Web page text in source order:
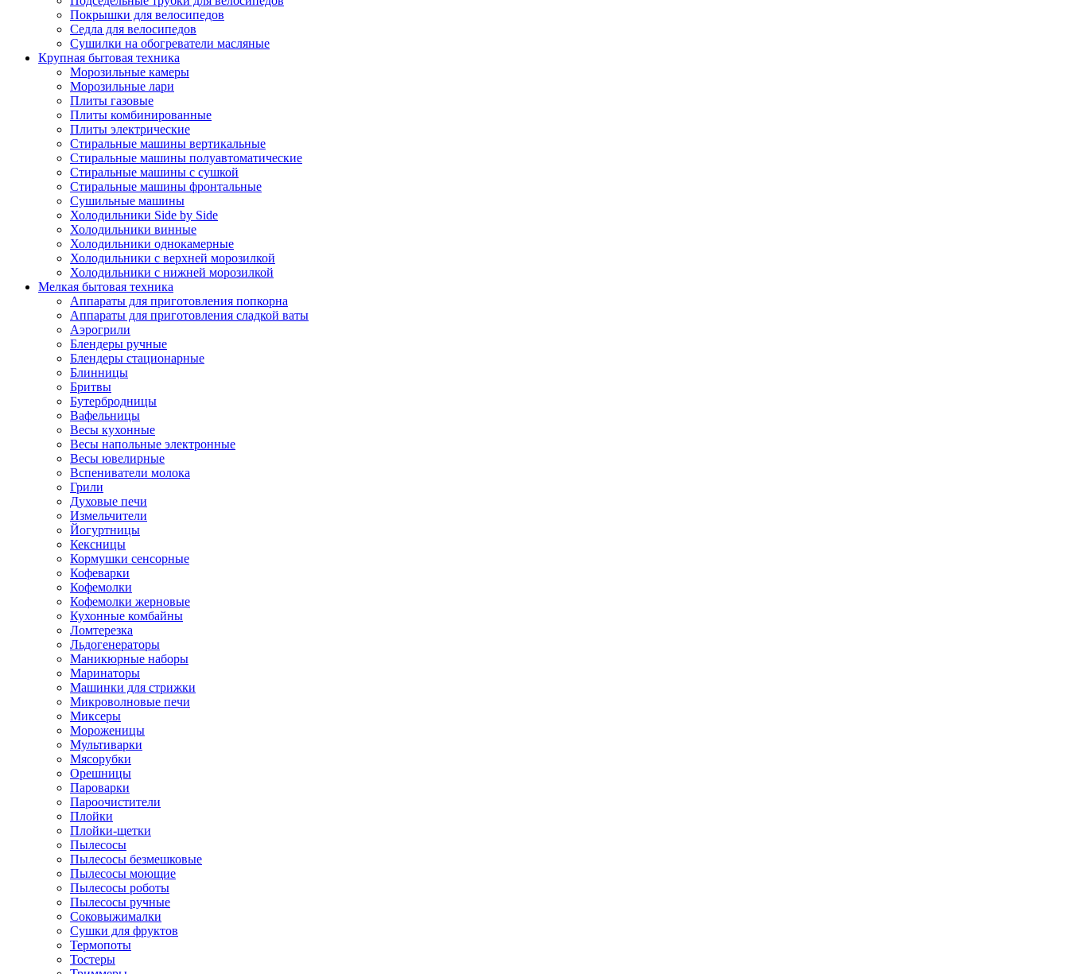
Покрышки для велосипедов
Седла для велосипедов
Сушилки на обогреватели масляные
Крупная бытовая техника
Морозильные камеры
Морозильные лари
Плиты газовые
Плиты комбинированные
Плиты электрические
Стиральные машины вертикальные
Стиральные машины полуавтоматические
Стиральные машины с сушкой
Стиральные машины фронтальные
Сушильные машины
Холодильники Side by Side
Холодильники винные
Холодильники однокамерные
Холодильники с верхней морозилкой
Холодильники с нижней морозилкой
Мелкая бытовая техника
Аппараты для приготовления попкорна
Аппараты для приготовления сладкой ваты
Аэрогрили
Блендеры ручные
Блендеры стационарные
Блинницы
Бритвы
Бутербродницы
Вафельницы
Весы кухонные
Весы напольные электронные
Весы ювелирные
Вспениватели молока
Грили
Духовые печи
Измельчители
Йогуртницы
Кексницы
Кормушки сенсорные
Кофеварки
Кофемолки
Кофемолки жерновые
Кухонные комбайны
Ломтерезка
Льдогенераторы
Маникюрные наборы
Маринаторы
Машинки для стрижки
Микроволновые печи
Миксеры
Мороженицы
Мультиварки
Мясорубки
Орешницы
Пароварки
Пароочистители
Плойки
Плойки-щетки
Пылесосы
Пылесосы безмешковые
Пылесосы моющие
Пылесосы роботы
Пылесосы ручные
Соковыжималки
Сушки для фруктов
Термопоты
Тостеры